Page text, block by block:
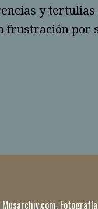
y
frustración por